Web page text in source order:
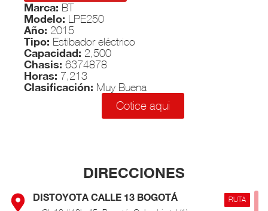
Marca: BT
Modelo: LPE250
Año: 2015
Tipo: Estibador eléctrico
Capacidad: 2,500
Chasis: 6374878
Horas: 7,213
Clasificación: Muy Buena
Cotice aqui
DIRECCIONES
DISTOYOTA CALLE 13 BOGOTÁ RUTA